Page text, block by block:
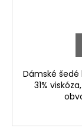
Dámské šedé
31%